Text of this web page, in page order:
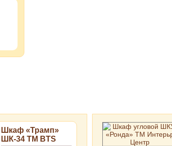
Шкаф «Трамп»
ШК-34 ТМ BTS